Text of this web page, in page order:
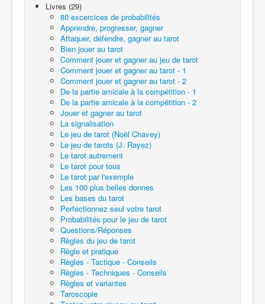
Livres (29)
80 excercices de probabilités
Apprendre, progresser, gagner
Attaquer, défendre, gagner au tarot
Bien jouer au tarot
Comment jouer et gagner au jeu de tarot
Comment jouer et gagner au tarot - 1
Comment jouer et gagner au tarot - 2
De la partie amicale à la compétition - 1
De la partie amicale à la compétition - 2
Jouer et gagner au tarot
La signalisation
Le jeu de tarot (Noël Chavey)
Le jeu de tarots (J. Rayez)
Le tarot autrement
Le tarot pour tous
Le tarot par l'exemple
Les 100 plus belles donnes
Les bases du tarot
Perfectionnez seul votre tarot
Probabilités pour le jeu de tarot
Questions/Réponses
Règles du jeu de tarot
Règle et pratique
Règles - Tactique - Conseils
Règles - Techniques - Conseils
Règles et variantes
Taroscopie